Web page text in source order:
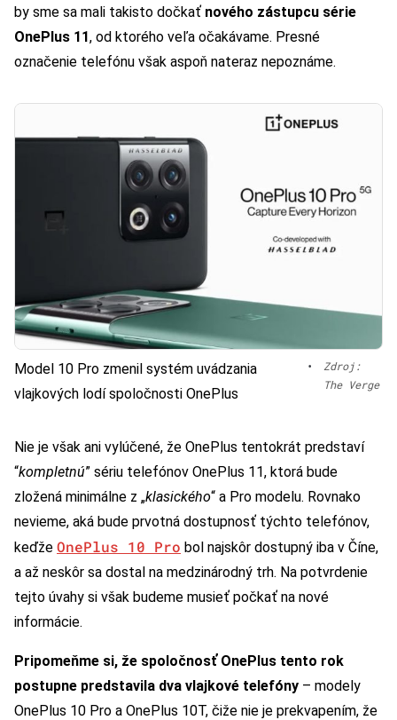
by sme sa mali takisto dočkať nového zástupcu série
OnePlus 11, od ktorého veľa očakávame. Presné
označenie telefónu však aspoň nateraz nepoznáme.
Model 10 Pro zmenil systém uvádzania
vlajkových lodí spoločnosti OnePlus
•
Zdroj:
The Verge
Nie je však ani vylúčené, že OnePlus tentokrát predstaví
“kompletnú” sériu telefónov OnePlus 11, ktorá bude
zložená minimálne z „klasického“ a Pro modelu. Rovnako
nevieme, aká bude prvotná dostupnosť týchto telefónov,
keďže OnePlus 10 Pro bol najskôr dostupný iba v Číne,
a až neskôr sa dostal na medzinárodný trh. Na potvrdenie
tejto úvahy si však budeme musieť počkať na nové
informácie.
Pripomeňme si, že spoločnosť OnePlus tento rok
postupne predstavila dva vlajkové telefóny – modely
OnePlus 10 Pro a OnePlus 10T, čiže nie je prekvapením, že